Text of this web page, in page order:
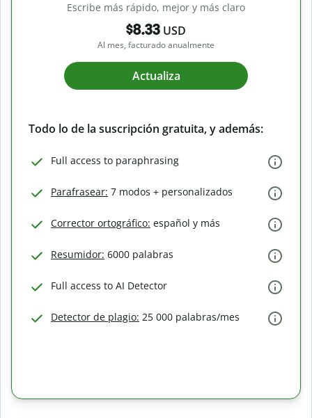
Escribe más rápido, mejor y más claro
$8.33 USD
Al mes, facturado anualmente
Actualiza
Todo lo de la suscripción gratuita, y además:
Full access to paraphrasing
Parafrasear: 7 modos + personalizados
Corrector ortográfico: español y más
Resumidor: 6000 palabras
Full access to AI Detector
Detector de plagio: 25 000 palabras/mes